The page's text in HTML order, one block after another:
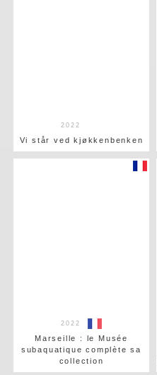
2022
Vi står ved kjøkkenbenken
2022
Marseille : le Musée
subaquatique complète sa
collection